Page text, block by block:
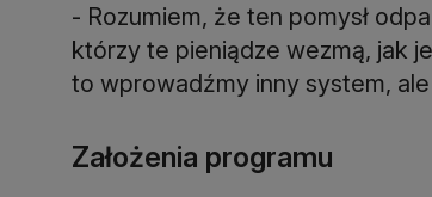
- Rozumiem, że ten pomysł
którzy te pieniądze wezmą, jak
to wprowadźmy inny system,
Założenia programu